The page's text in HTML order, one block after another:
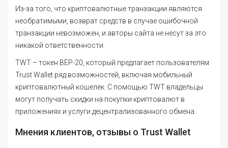
Из-за того, что криптовалютные транзакции являются
необратимыми, возврат средств в случае ошибочной
транзакции невозможен, и авторы сайта не несут за это
никакой ответственности.
TWT – токен BEP-20, который предлагает пользователям
Trust Wallet ряд возможностей, включая мобильный
криптовалютный кошелек. С помощью TWT владельцы
могут получать скидки на покупки криптовалют в
приложениях и услуги децентрализованного обмена.
Мнения клиентов, отзывы о Trust Wallet